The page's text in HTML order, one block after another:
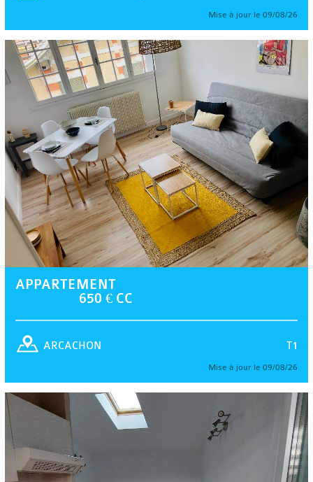
Mise à jour le 09/08/26
APPARTEMENT
650 € CC
T1
ARCACHON
Mise à jour le 09/08/26